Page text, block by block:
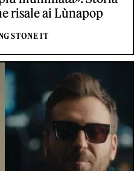
risale ai Lùnapop
STONE IT